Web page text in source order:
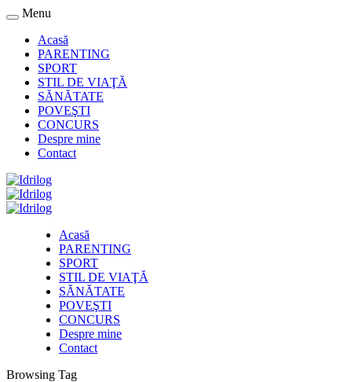
Menu
Acasă
PARENTING
SPORT
STIL DE VIAŢĂ
SĂNĂTATE
POVEŞTI
CONCURS
Despre mine
Contact
Acasă
PARENTING
SPORT
STIL DE VIAŢĂ
SĂNĂTATE
POVEŞTI
CONCURS
Despre mine
Contact
Browsing Tag